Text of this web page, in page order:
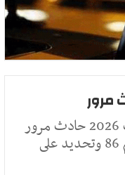
مرور
جد صباح أمس الخميس 6 أوت 2026 حادث مرور
مريع على الطريق الجهوية رقم 86 وتحديد على